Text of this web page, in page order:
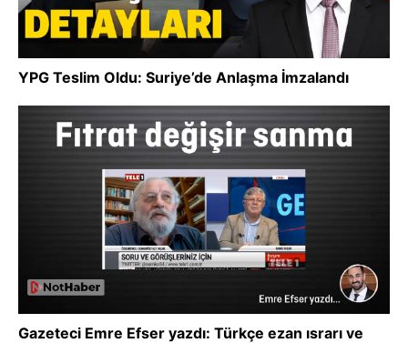
YPG Teslim Oldu: Suriye’de Anlaşma İmzalandı
Gazeteci Emre Efser yazdı: Türkçe ezan ısrarı ve